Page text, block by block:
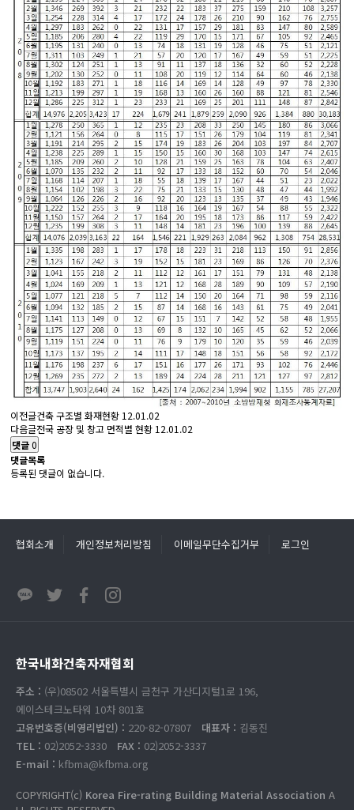
이전글건축 구조별 화재현황 12.01.02
다음글전국 공장 및 창고 면적별 현황 12.01.02
댓글0
댓글목록
등록된 댓글이 없습니다.
협회소개 개인정보처리방침 이메일무단수집거부 로그인
한국내화건축자재협회
주소 : (우)08502 서울특별시 금천구 가산디지털1로 196,
에이스테크노타워 10차 801호
고유번호증(비영리법인) : 220-82-07807 대표자 : 김동진
TEL : 02)2052-3330 FAX : 02)2052-3337
E-mail : kfbma@kfbma.org
COPYRIGHT(c) Korea Fire-rating Building Material Association A